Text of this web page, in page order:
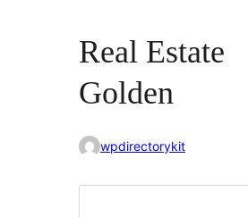
Real Estate
Golden
wpdirectorykit